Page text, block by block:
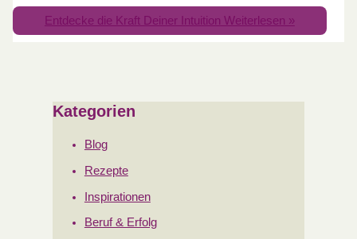
Entdecke die Kraft Deiner Intuition Weiterlesen »
Kategorien
Blog
Rezepte
Inspirationen
Beruf & Erfolg